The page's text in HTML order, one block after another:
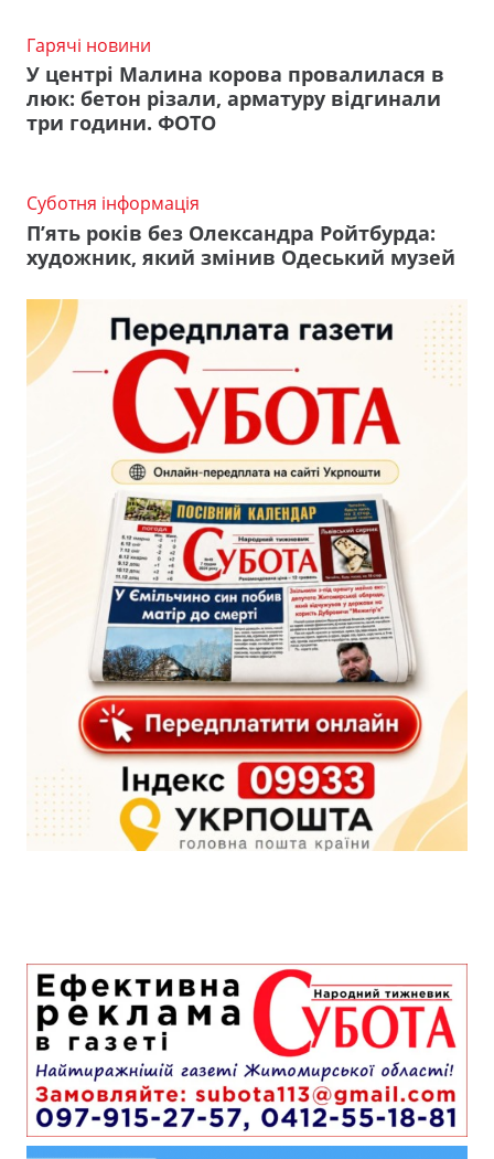
Гарячі новини
У центрі Малина корова провалилася в
люк: бетон різали, арматуру відгинали
три години. ФОТО
Суботня інформація
П’ять років без Олександра Ройтбурда:
художник, який змінив Одеський музей